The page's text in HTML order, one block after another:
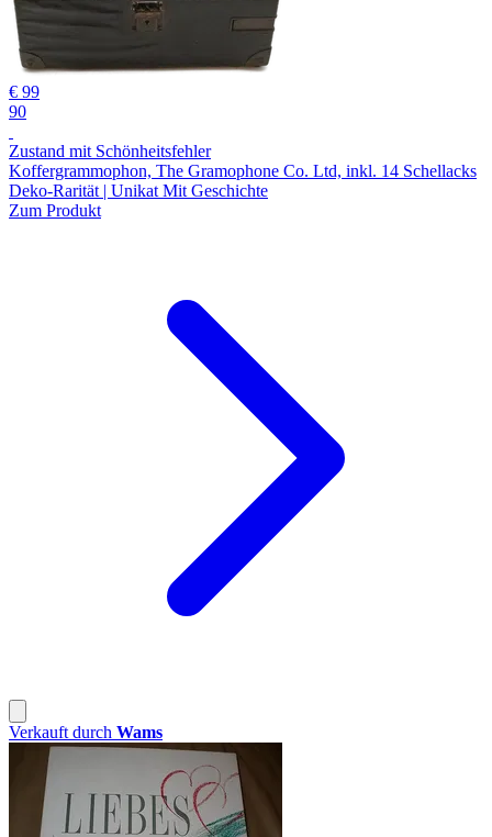
€ 99
90
Zustand mit Schönheitsfehler
Koffergrammophon, The Gramophone Co. Ltd, inkl. 14 Schellacks
Deko-Rarität | Unikat Mit Geschichte
Zum Produkt
Verkauft durch Wams